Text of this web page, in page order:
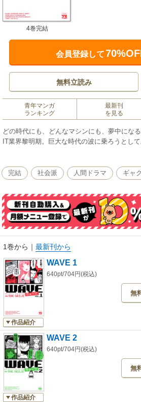
4巻完結
会員登録して
無料立読み
青年マンガ
ランキング
最新刊
を見る
どの時代にも、どんなマシンにも、夢中にな
IT業界黎明期。巨大な時代の波に乗ろうとし
完結 社会派 人間ドラマ ギャ
1巻から ｜ 最新刊から
作品紹介
WAVE 1
640pt/704円(税込)
無
作品紹介
WAVE 2
640pt/704円(税込)
無